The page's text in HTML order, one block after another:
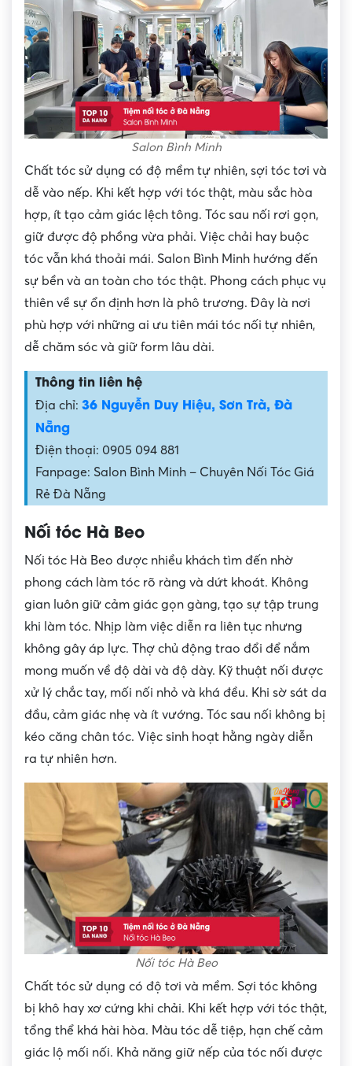
Salon Bình Minh
Chất tóc sử dụng có độ mềm tự nhiên, sợi tóc tơi và
dễ vào nếp. Khi kết hợp với tóc thật, màu sắc hòa
hợp, ít tạo cảm giác lệch tông. Tóc sau nối rơi gọn,
giữ được độ phồng vừa phải. Việc chải hay buộc
tóc vẫn khá thoải mái. Salon Bình Minh hướng đến
sự bền và an toàn cho tóc thật. Phong cách phục vụ
thiên về sự ổn định hơn là phô trương. Đây là nơi
phù hợp với những ai ưu tiên mái tóc nối tự nhiên,
dễ chăm sóc và giữ form lâu dài.
Thông tin liên hệ
Địa chỉ: 36 Nguyễn Duy Hiệu, Sơn Trà, Đà
Nẵng
Điện thoại: 0905 094 881
Fanpage: Salon Bình Minh – Chuyên Nối Tóc Giá
Rẻ Đà Nẵng
Nối tóc Hà Beo
Nối tóc Hà Beo được nhiều khách tìm đến nhờ
phong cách làm tóc rõ ràng và dứt khoát. Không
gian luôn giữ cảm giác gọn gàng, tạo sự tập trung
khi làm tóc. Nhịp làm việc diễn ra liên tục nhưng
không gây áp lực. Thợ chủ động trao đổi để nắm
mong muốn về độ dài và độ dày. Kỹ thuật nối được
xử lý chắc tay, mối nối nhỏ và khá đều. Khi sờ sát da
đầu, cảm giác nhẹ và ít vướng. Tóc sau nối không bị
kéo căng chân tóc. Việc sinh hoạt hằng ngày diễn
ra tự nhiên hơn.
Nối tóc Hà Beo
Chất tóc sử dụng có độ tơi và mềm. Sợi tóc không
bị khô hay xơ cứng khi chải. Khi kết hợp với tóc thật,
tổng thể khá hài hòa. Màu tóc dễ tiệp, hạn chế cảm
giác lộ mối nối. Khả năng giữ nếp của tóc nối được